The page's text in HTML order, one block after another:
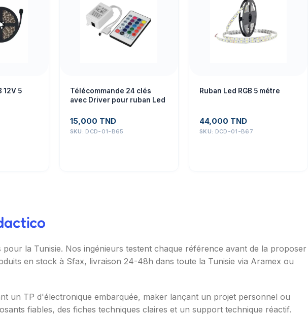
12V 5
Télécommande 24 clés
avec Driver pour ruban Led
15,000 TND
SKU: DCD-01-B65
Ruban Led RGB 5 métre
44,000 TND
SKU: DCD-01-B67
la Tunisie. Nos ingénieurs testent chaque référence avant de la proposer
en stock à Sfax, livraison 24-48h dans toute la Tunisie via Aramex ou
un TP d'électronique embarquée, maker lançant un projet personnel ou
fiables, des fiches techniques claires et un support technique réactif.